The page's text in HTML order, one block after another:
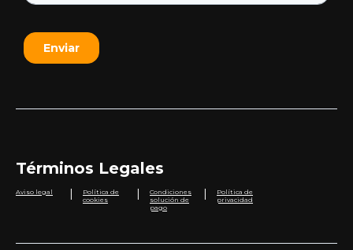
Términos Legales
Aviso legal
Política de
cookies
Condiciones
solución de
pago
Política de
privacidad